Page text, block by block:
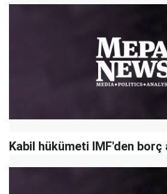
Kabil hükümeti IMF'den borç